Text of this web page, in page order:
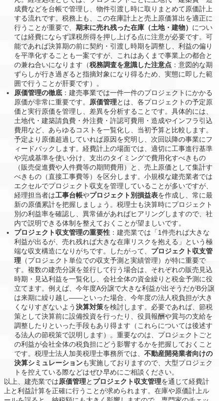
成費などを台帳で管理し、物件引渡し時に取りまとめて原価計上
する流れです。税務上も、この在庫計上と売上原価算出を適正に
行うことが重要で、期末に売れ残った在庫（土地・建物） につい
ては経費にならず課税所得を押し上げる点に注意が必要です。可
能であれば決算期の前に契約・引渡し時期を調整し、利益の偏り
を平準化することも一案ですが、これはあくまで事業上の都合と
の兼ね合いになります（税務調査を意識した注意点 ：意図的な期
ずらしが行き過ぎると指摘対象になり得るため、実態に即した範
囲で行うことが肝要です）。
原価管理の徹底 ：建売事業では一件一件のプロジェクトにかかる
原価が非常に重要です。 原価管理とは、各プロジェクトの予定原
価と実行原価を管理し、差異を分析することです。具体的には、
土地代・建築請負費・外注費・許認可費用・造成やインフラ引込
費用など、あらゆるコストを一覧化し、当初予算と比較します。
予定より原価超過していれば原因を究明し、次回以降の事業にフ
ィードバックします。経費計上の場面では、適切に工事進行基準
や完成基準を使い分け、支出のタイミングで費用化すべきもの
（販売促進費や人件費等の期間費用）と、売上原価として集計す
べきもの（直接工事費等）を区分します。小規模な建売業者では
エクセルでプロジェクト収支を管理していることが多いですが、
経理担当者は工事台帳やプロジェクト別損益表を作成し、常に最
新の原価累計を把握しましょう。税理士も決算時にプロジェクト
別の利益率を確認し、異常値があればヒアリングしますので、社
内で説明できる体制を整えておくことが望ましいです。
プロジェクト収支管理の重要性 ：建売業では「1件売れば大きな
利益が出るが、売れ残れば大きな在庫リスクを抱える」という極
端な収支構造になりがちです。したがって、 プロジェクト収支管
理 （プロジェクト単位での収支予測と実績管理）が特に重要で
す。複数の建売分譲を並行して行う場合は、それぞれの販売見込
時期・見込利益を一覧化し、会社全体の資金繰りと税金予測に役
立てます。例えば、今年度A分譲で大きな利益が出そうだがB分譲
は来期に繰り越し――といった場合、今年度の法人税負担が大き
くなりすぎないよう決算対策を検討します。必要であれば、節税
策として決算前に設備投資を行ったり、役員報酬や賞与の支給を
調整したりといった手段もあり得ます（これらについては後述す
る法人の節税策で説明します）。重要なのは、プロジェクトごと
の利益が会社全体の税負担にどう影響するかを把握しておくこと
です。税理士法人加美税理士事務所では、不動産開発業者向けの
決算シミュレーションも実施しておりますので、大型プロジェク
トを控えている際などはぜひ早めにご相談ください。
以上、建売業では原価管理と プロジェクト収支管理を通じて経費計
上と利益計算を正確に行うことが求められます。在庫や原価計上ル